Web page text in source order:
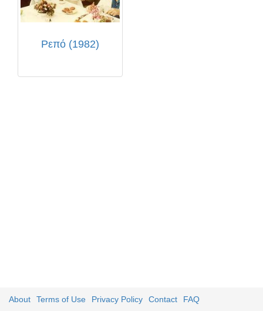
Ρεπό (1982)
About Terms of Use Privacy Policy Contact FAQ